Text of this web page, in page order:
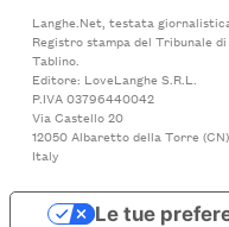
Langhe.Net, testata
Registro stampa del Tribunale
Tablino.
Editore: LoveLanghe S.R.L.
P.IVA 03796440042
Via Castello 20
12050 Albaretto della Torre (CN)
Italy
Le tue